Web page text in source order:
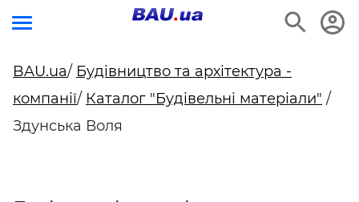
BAU.ua/ Будівництво та архітектура -
компанії/ Каталог "Будівельні матеріали" /
Здунська Воля